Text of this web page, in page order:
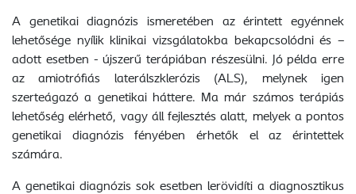
A genetikai diagnózis ismeretében az érintett egyénnek
lehetősége nyílik klinikai vizsgálatokba bekapcsolódni és –
adott esetben - újszerű terápiában részesülni. Jó példa erre
az amiotrófiás laterálszklerózis (ALS), melynek igen
szerteágazó a genetikai háttere. Ma már számos terápiás
lehetőség elérhető, vagy áll fejlesztés alatt, melyek a pontos
genetikai diagnózis fényében érhetők el az érintettek
számára.
A genetikai diagnózis sok esetben lerövidíti a diagnosztikus